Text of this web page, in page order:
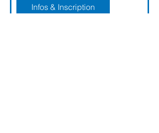
Infos & Inscription